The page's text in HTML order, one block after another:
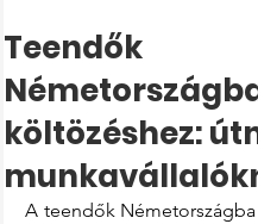
Teendők
költözéshez:
A teendők